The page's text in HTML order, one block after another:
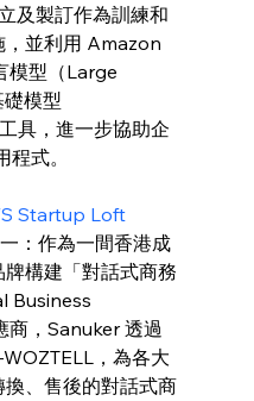
及製訂作為訓練和
並利用 Amazon
模型（Large
模型
具，進一步協助企
式。
Startup Loft
：作為一間香港成
構建「對話式商務
Business
商，Sanuker 透過
，為各大
、售後的對話式商